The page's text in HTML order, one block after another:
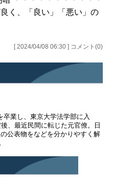
く、「良い」「悪い」の
[ 2024/04/08 06:30 ] コメント(0)
卒業し、東京大学法学部に入
、最近民間に転じた元官僚。日
公表物をなどを分かりやすく解